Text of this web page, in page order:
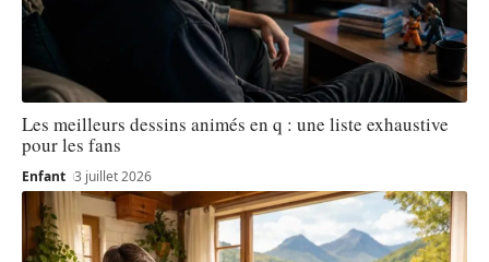
Les meilleurs dessins animés en q : une liste exhaustive
pour les fans
Enfant 3 juillet 2026